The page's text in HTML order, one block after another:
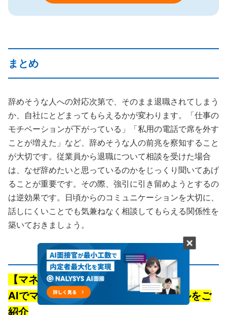
まとめ
辞めそうな人への対応次第で、そのまま退職されてしまう
か、自社にとどまってもらえるかが変わります。「仕事の
モチベーションが下がっている」「私用の電話で席を外す
ことが増えた」など、辞めそうな人の前兆を察知すること
が大切です。従業員から退職について相談を受けた場合
は、なぜ辞めたいと思っているのかをじっくり聞いてあげ
ることが重要です。その際、強引に引き留めようとするの
は逆効果です。日頃からのコミュニケーションを大切に、
話しにくいことでも気兼ねなく相談してもらえる関係性を
築いておきましょう。
【マネジメントにお困りの方へ】
AIでマネジメントの属人化を防ぐツールをご
紹介